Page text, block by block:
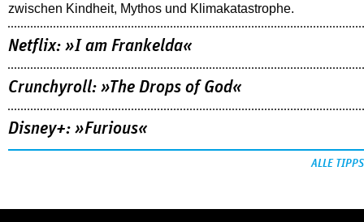
zwischen Kindheit, Mythos und Klimakatastrophe.
Netflix: »I am Frankelda«
Crunchyroll: »The Drops of God«
Disney+: »Furious«
ALLE TIPPS